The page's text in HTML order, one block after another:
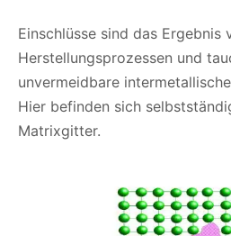
Einschlüsse sind das Ergebnis
Herstellungsprozessen und
unvermeidbare
Hier befinden sich
Matrixgitter.